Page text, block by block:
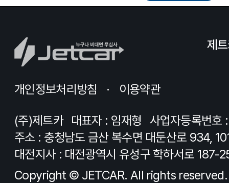
제
개인정보처리방침 이용약관
(주)제트카 대표자 : 임재형
사업자등록번
주소 : 충청남도 금산 복수면 대둔산로 934,
대전지사 : 대전광역시 유성구 학하서로 187-
Copyright © JETCAR. All rights reserved.